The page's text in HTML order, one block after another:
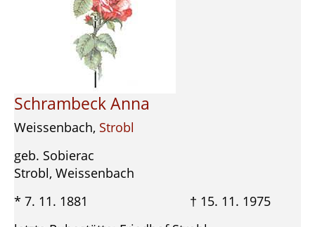
Schrambeck Anna
Weissenbach, Strobl
geb. Sobierac
Strobl, Weissenbach
* 7. 11. 1881 † 15. 11. 1975